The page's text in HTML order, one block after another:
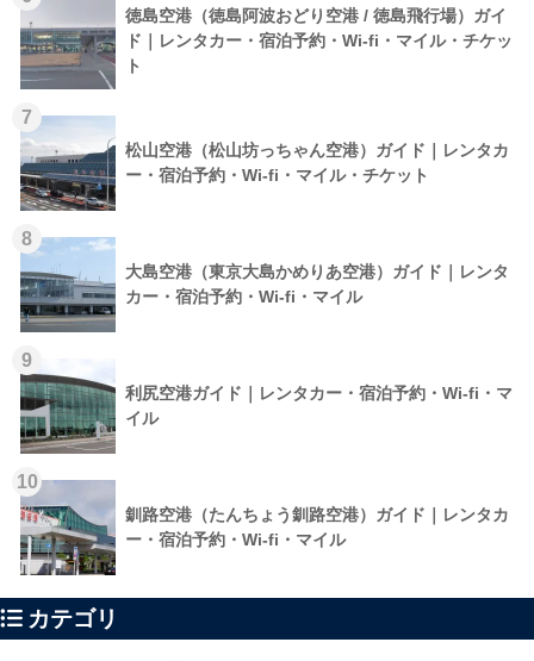
徳島空港（徳島阿波おどり空港 / 徳島飛行場）ガイ
ド｜レンタカー・宿泊予約・Wi-fi・マイル・チケッ
ト
7
松山空港（松山坊っちゃん空港）ガイド｜レンタカ
ー・宿泊予約・Wi-fi・マイル・チケット
8
大島空港（東京大島かめりあ空港）ガイド｜レンタ
カー・宿泊予約・Wi-fi・マイル
9
利尻空港ガイド｜レンタカー・宿泊予約・Wi-fi・マ
イル
10
釧路空港（たんちょう釧路空港）ガイド｜レンタカ
ー・宿泊予約・Wi-fi・マイル
カテゴリ